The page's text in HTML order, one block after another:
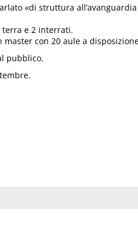
«di struttura
e 2 interrati.
con 20 aule a
pubblico.